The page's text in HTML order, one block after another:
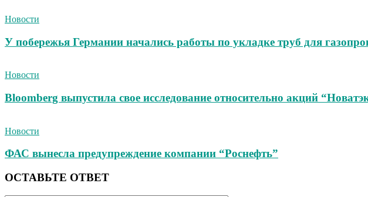
Новости
У побережья Германии начались работы по укладке труб для
Новости
Bloomberg выпустила свое исследование относительно акций
Новости
ФАС вынесла предупреждение компании “Роснефть”
ОСТАВЬТЕ ОТВЕТ